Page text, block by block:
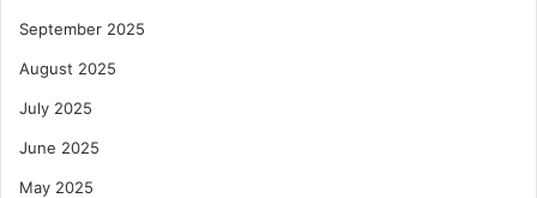
September 2025
August 2025
July 2025
June 2025
May 2025